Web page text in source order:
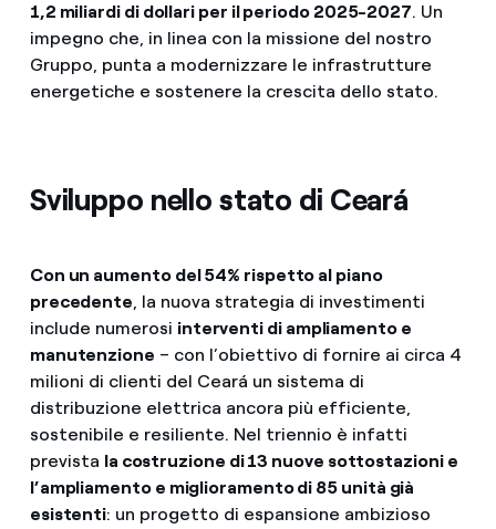
1,2 miliardi di dollari per il periodo 2025-2027. Un
impegno che, in linea con la missione del nostro
Gruppo, punta a modernizzare le infrastrutture
energetiche e sostenere la crescita dello stato.
Sviluppo nello stato di Ceará
Con un aumento del 54% rispetto al piano
precedente, la nuova strategia di investimenti
include numerosi interventi di ampliamento e
manutenzione – con l’obiettivo di fornire ai circa 4
milioni di clienti del Ceará un sistema di
distribuzione elettrica ancora più efficiente,
sostenibile e resiliente. Nel triennio è infatti
prevista la costruzione di 13 nuove sottostazioni e
l’ampliamento e miglioramento di 85 unità già
esistenti: un progetto di espansione ambizioso